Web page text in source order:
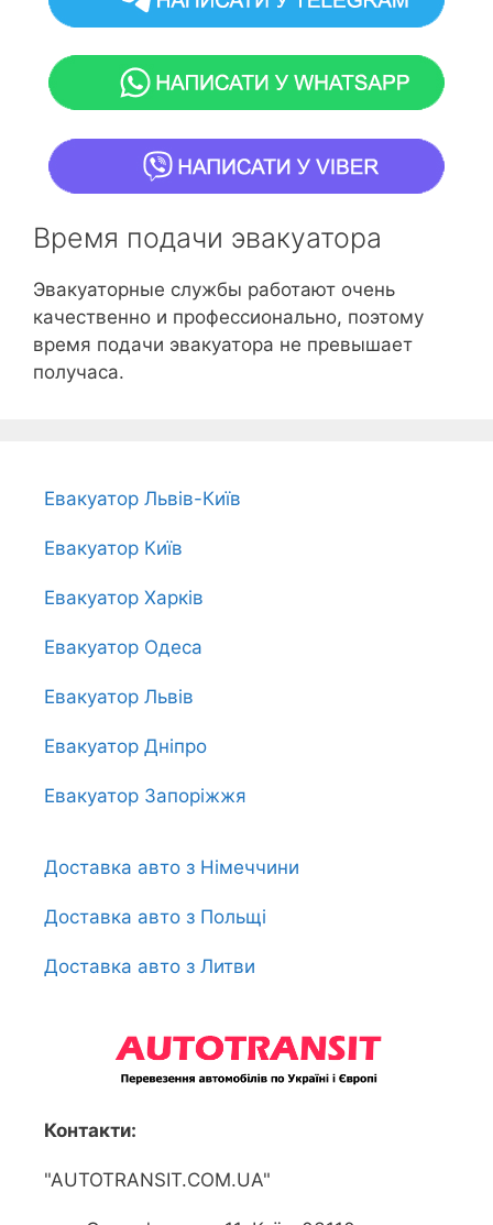
Время подачи эвакуатора
Эвакуаторные службы работают очень
качественно и профессионально, поэтому
время подачи эвакуатора не превышает
получаса.
Евакуатор Львів-Київ
Евакуатор Київ
Евакуатор Харків
Евакуатор Одеса
Евакуатор Львів
Евакуатор Дніпро
Евакуатор Запоріжжя
Доставка авто з Німеччини
Доставка авто з Польщі
Доставка авто з Литви
Контакти:
"AUTOTRANSIT.COM.UA"